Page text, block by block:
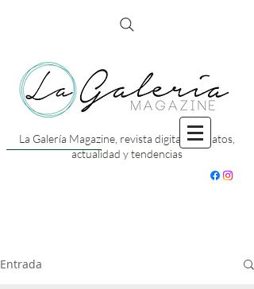
La Galería Magazine, revista digital con datos,
actualidad y tendencias
Entrada